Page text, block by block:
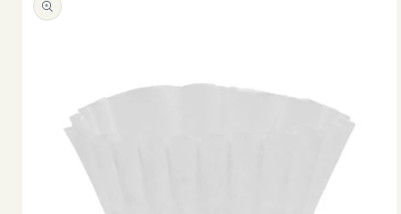
informação
do produto